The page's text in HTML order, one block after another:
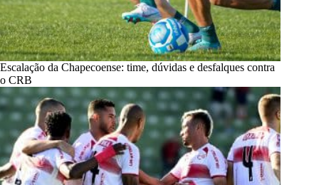
Escalação da Chapecoense: time, dúvidas e desfalques contra
o CRB